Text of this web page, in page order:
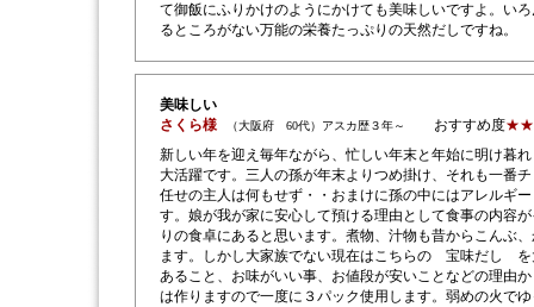
て御飯にふりかけのようにかけても美味しいですよ。い
るところがない万能の栄養たっぷりの天然だしですね。
美味しい
さくら様
（大阪府 60代）アスカ歴３年～ おすすめ度
新しい年を迎え毎年ながら、忙しい年末と年始に明け暮
大活躍です。三人の孫が年末よりつめ掛け、それも一番
任せの主人は何もせず・・おまけに孫の中にはアレルギ
す。娘が我が家に安心して預ける理由として食事の内容
りの食卓にあると思います。煮物、汁物も昔からこんぶ
ます。しかし大家族でない現在はこちらの 宝味だし を
あること、お味がいい事、お値段が安いことなどの理由
は作りますので一度に３パック使用します。弱めの火で